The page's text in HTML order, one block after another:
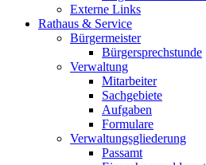
Externe Links
Rathaus & Service
Bürgermeister
Bürgersprechstunde
Verwaltung
Mitarbeiter
Sachgebiete
Aufgaben
Formulare
Verwaltungsgliederung
Passamt